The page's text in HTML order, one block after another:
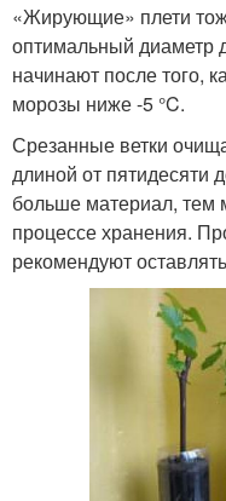
«Жирующие» плети
оптимальный диаметр
начинают после того,
морозы ниже -5 °C.
Срезанные ветки
длиной от пятидесяти
больше материал, тем
процессе хранения.
рекомендуют